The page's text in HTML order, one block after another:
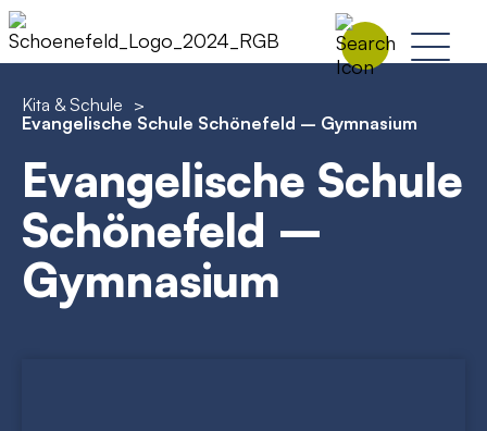
Kita & Schule >
Evangelische Schule Schönefeld – Gymnasium
Evangelische Schule
Schönefeld –
Gymnasium